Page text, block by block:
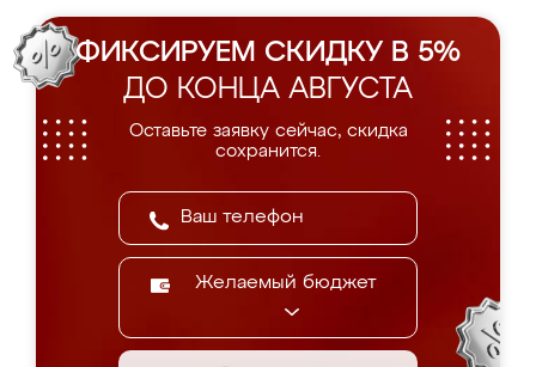
ФИКСИРУЕМ СКИДКУ В 5%
ДО КОНЦА АВГУСТА
Оставьте заявку сейчас, скидка
сохранится.
Желаемый бюджет